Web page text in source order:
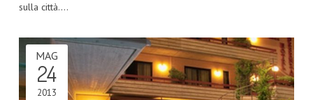
sulla città.…
MAG
24
2013